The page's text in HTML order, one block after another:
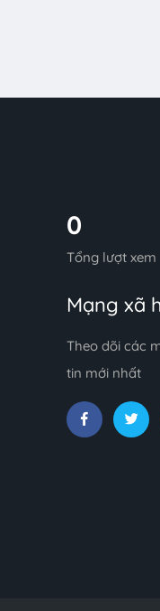
0
Tổng lượt xem
Mạng xã
Theo dõi các
tin mới nhất